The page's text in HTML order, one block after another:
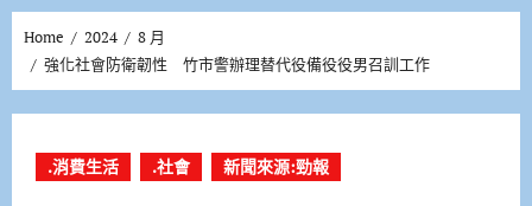
Home 2024
8 月
強化社會防衛韌性 竹市警辦理替代役備役役男召訓工作
.消費生活 .社會 新聞來源:勁報